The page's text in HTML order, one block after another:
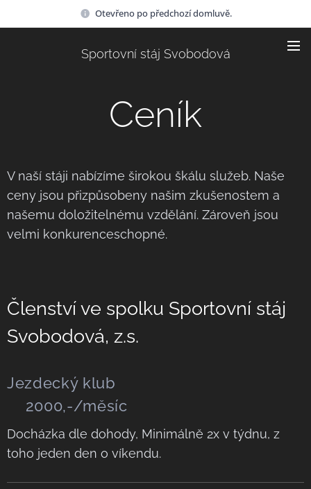
Otevřeno po předchozí domluvě.
Sportovní stáj Svobodová
Ceník
V naší stáji nabízíme širokou škálu služeb. Naše
ceny jsou přizpůsobeny našim zkušenostem a
našemu doložitelnému vzdělání. Zároveň jsou
velmi konkurenceschopné.
Členství ve spolku Sportovní stáj
Svobodová, z.s.
Jezdecký klub
2000,-/měsíc
Docházka dle dohody, Minimálně 2x v týdnu, z
toho jeden den o víkendu.